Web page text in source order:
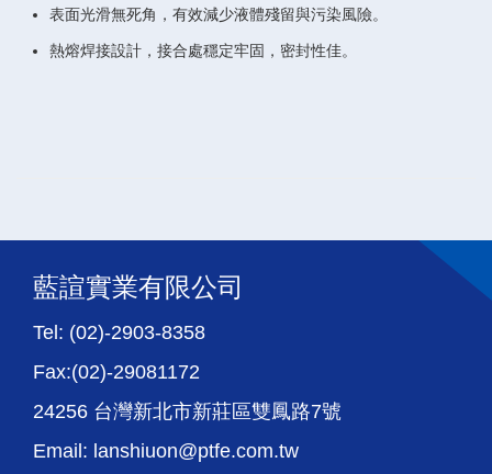
表面光滑無死角，有效減少液體殘留與污染風險。
熱熔焊接設計，接合處穩定牢固，密封性佳。
藍諠實業有限公司
Tel: (02)-2903-8358
Fax:(02)-29081172
24256 台灣新北市新莊區雙鳳路7號
Email: lanshiuon@ptfe.com.tw